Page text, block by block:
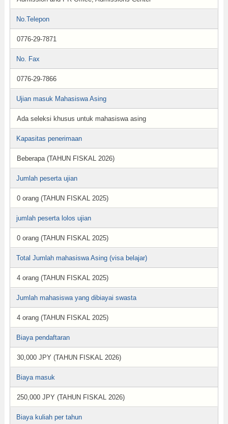
No.Telepon
0776-29-7871
No. Fax
0776-29-7866
Ujian masuk Mahasiswa Asing
Ada seleksi khusus untuk mahasiswa asing
Kapasitas penerimaan
Beberapa (TAHUN FISKAL 2026)
Jumlah peserta ujian
0 orang (TAHUN FISKAL 2025)
jumlah peserta lolos ujian
0 orang (TAHUN FISKAL 2025)
Total Jumlah mahasiswa Asing (visa belajar)
4 orang (TAHUN FISKAL 2025)
Jumlah mahasiswa yang dibiayai swasta
4 orang (TAHUN FISKAL 2025)
Biaya pendaftaran
30,000 JPY (TAHUN FISKAL 2026)
Biaya masuk
250,000 JPY (TAHUN FISKAL 2026)
Biaya kuliah per tahun